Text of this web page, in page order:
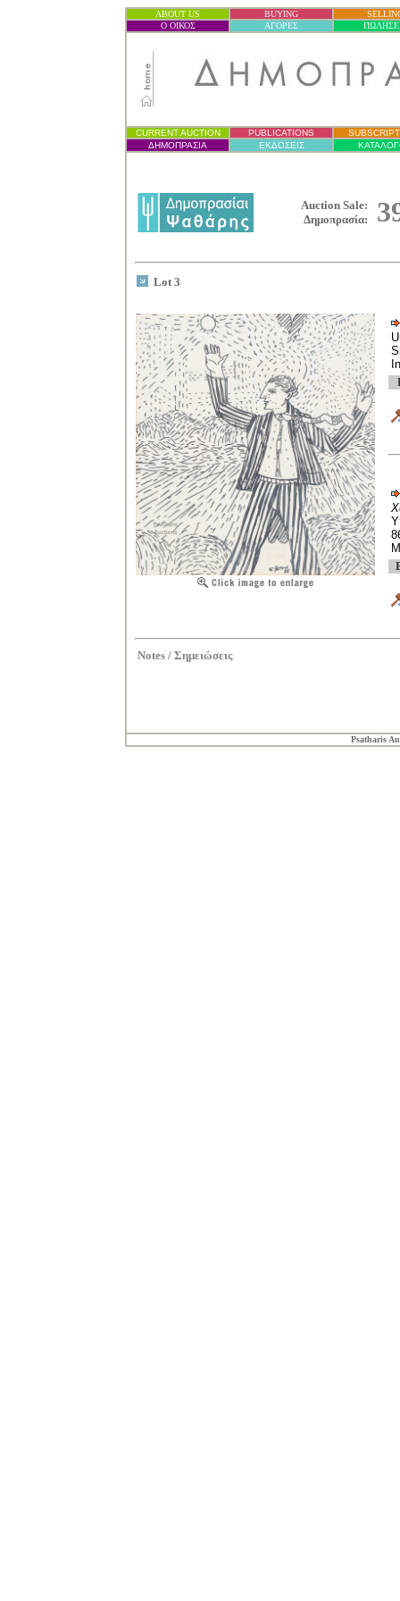
ABOUT US BUYING
Ο ΟΙΚΟΣ
ΑΓΟΡΕΣ
CURRENT AUCTION PUBLICATIONS
ΔΗΜΟΠΡΑΣΙΑ ΕΚΔΟΣΕΙΣ
Auction Sale:
Δημοπρασία:
Lot 3
Notes / Σημειώσεις
Psatharis